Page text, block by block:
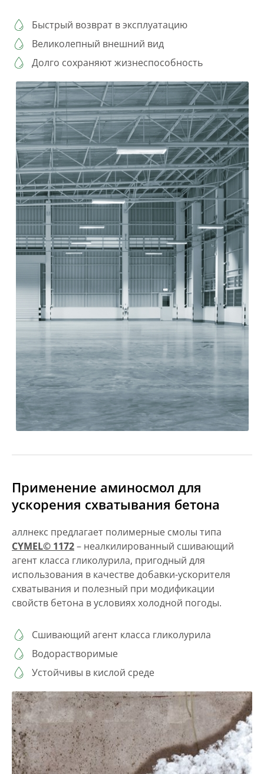
Быстрый возврат в эксплуатацию
Великолепный внешний вид
Долго сохраняют жизнеспособность
Применение аминосмол для
ускорения схватывания бетона
аллнекс предлагает полимерные смолы типа
CYMEL© 1172– неалкилированный сшивающий
агент класса гликолурила, пригодный для
использования в качестве добавки-ускорителя
схватывания и полезный при модификации
свойств бетона в условиях холодной погоды.
Сшивающий агент класса гликолурила
Водорастворимые
Устойчивы в кислой среде